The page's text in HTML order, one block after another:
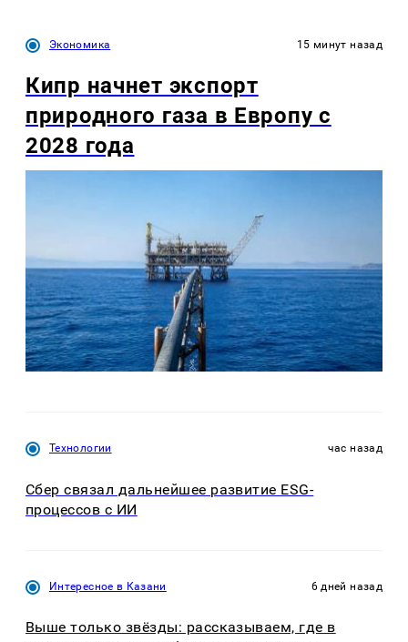
Экономика 15 минут назад
Кипр начнет экспорт
природного газа в Европу с
2028 года
Технологии час назад
Сбер связал дальнейшее развитие ESG-
процессов с ИИ
Интересное в Казани 6 дней назад
Выше только звёзды: рассказываем, где в